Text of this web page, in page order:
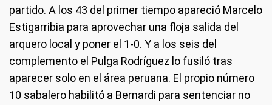
partido. A los 43 del primer tiempo apareció Marcelo
Estigarribia para aprovechar una floja salida del
arquero local y poner el 1-0. Y a los seis del
complemento el Pulga Rodríguez lo fusiló tras
aparecer solo en el área peruana. El propio número
10 sabalero habilitó a Bernardi para sentenciar no